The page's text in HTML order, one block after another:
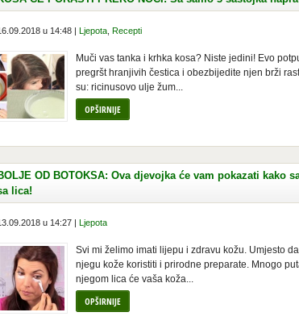
u 14:48 | Ljepota Recepti
Muči vas tanka i krhka kosa? Niste jedini! Evo
pregršt hranjivih čestica i obezbijedite njen brži
su: ricinusovo ulje žum...
OPŠIRNIJE
OD BOTOKSA: Ova djevojka će vam pokazati
lica!
u 14:27 | Ljepota
Svi mi želimo imati lijepu i zdravu kožu. Umjesto
njegu kože koristiti i prirodne preparate. Mnogo
njegom lica će vaša koža...
OPŠIRNIJE